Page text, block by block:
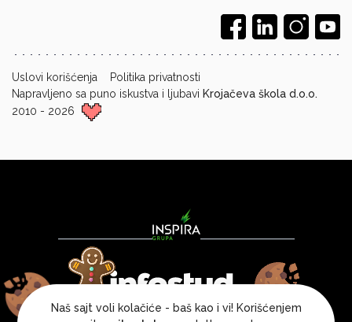
Uslovi korišćenja
Politika privatnosti
Napravljeno sa puno iskustva i ljubavi Krojačeva škola d.o.o.
2010 - 2026
Naš sajt voli kolačiće - baš kao i vi! Korišćenjem